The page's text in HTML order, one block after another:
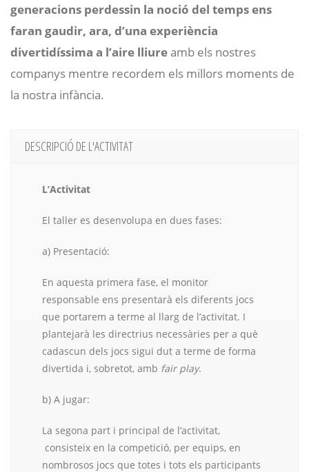
generacions perdessin la noció del temps ens
faran gaudir, ara, d’una experiència
divertidíssima a l’aire lliureamb els nostres
companys mentre recordem els millors moments de
la nostra infància.
DESCRIPCIÓ DE L'ACTIVITAT
L’Activitat
El taller es desenvolupa en dues fases:
a) Presentació:
En aquesta primera fase, el monitor
responsable ens presentarà els diferents jocs
que portarem a terme al llarg de l’activitat. I
plantejarà les directrius necessàries per a què
cadascun dels jocs sigui dut a terme de forma
divertida i, sobretot, amb fair play.
b) A jugar:
La segona part i principal de l’activitat,
consisteix en la competició, per equips, en
nombrosos jocs que totes i tots els participants